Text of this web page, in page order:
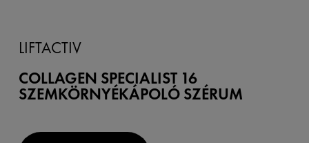
LIFTACTIV
COLLAGEN SPECIALIST 16
SZEMKÖRNYÉKÁPOLÓ SZÉRUM